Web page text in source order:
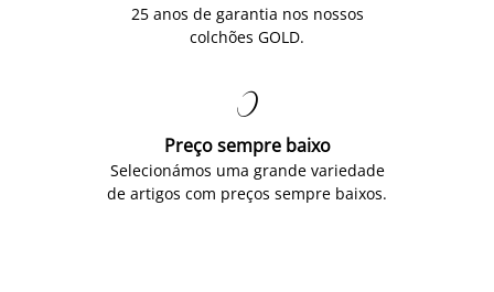
25 anos de garantia nos nossos
colchões GOLD.

Preço sempre baixo
Selecionámos uma grande variedade
de artigos com preços sempre baixos.